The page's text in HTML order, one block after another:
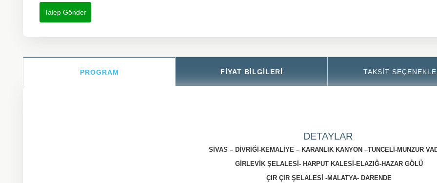
PROGRAM FIYAT BILGILERI TAKSIT
DETAYLAR
SİVAS – DİVRİĞİ-KEMALİYE – KARANLIK KANYON –TUNCELİ-MUNZUR
GİRLEVİK ŞELALESİ- HARPUT KALESİ-ELAZIĞ-HAZAR GÖLÜ
ÇIR ÇIR ŞELALESİ -MALATYA- DARENDE